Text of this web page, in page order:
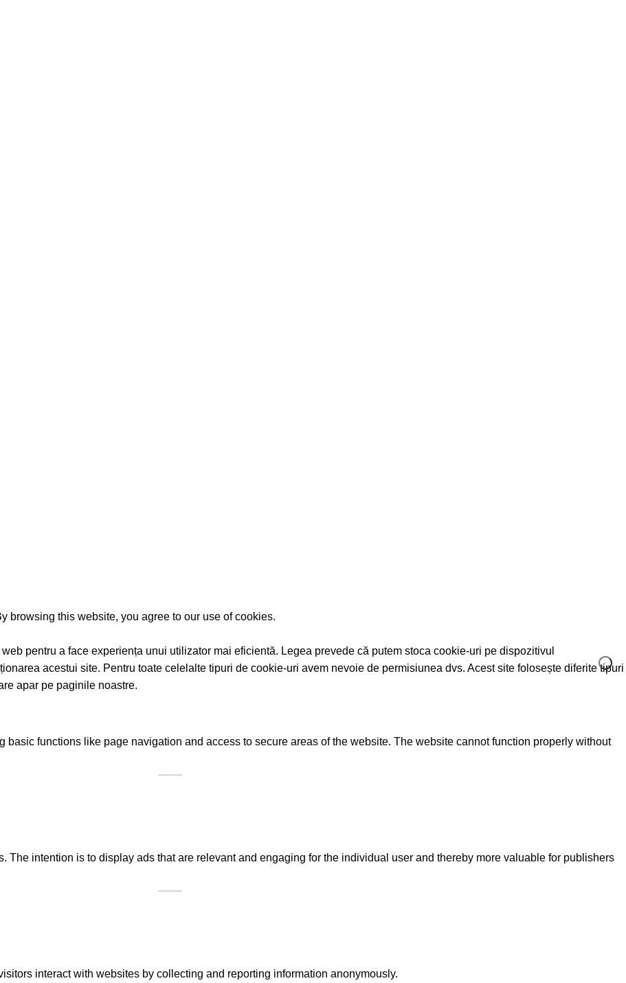
browsing this website, you agree to our use of cookies.
pentru a face experiența unui utilizator mai eficientă. Legea prevede că putem stoca cookie-uri pe dispozitivul
acestui site. Pentru toate celelalte tipuri de cookie-uri avem nevoie de permisiunea dvs. Acest site folosește diferite tipuri
apar pe paginile noastre.
functions like page navigation and access to secure areas of the website. The website cannot function properly without
The intention is to display ads that are relevant and engaging for the individual user and thereby more valuable for publishers
interact with websites by collecting and reporting information anonymously.